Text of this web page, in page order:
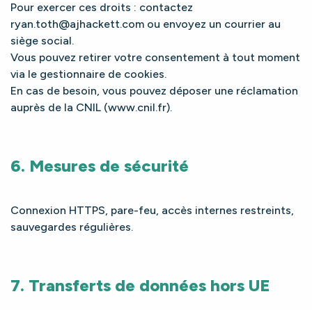
Pour exercer ces droits : contactez
ryan.toth@ajhackett.com ou envoyez un courrier au
siège social.
Vous pouvez retirer votre consentement à tout moment
via le gestionnaire de cookies.
En cas de besoin, vous pouvez déposer une réclamation
auprès de la CNIL (www.cnil.fr).
6. Mesures de sécurité
Connexion HTTPS, pare-feu, accès internes restreints,
sauvegardes régulières.
7. Transferts de données hors UE